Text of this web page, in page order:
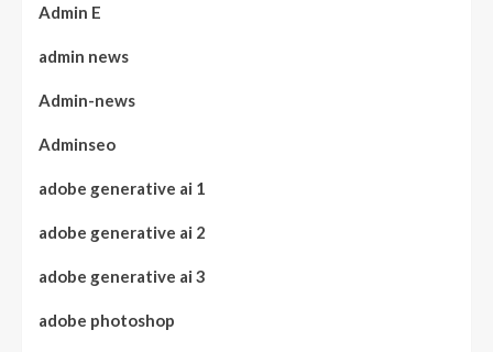
Admin E
admin news
Admin-news
Adminseo
adobe generative ai 1
adobe generative ai 2
adobe generative ai 3
adobe photoshop